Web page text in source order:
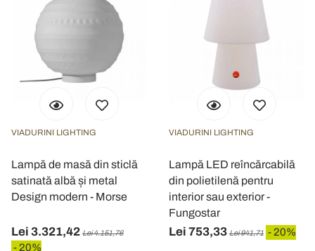
VIADURINI LIGHTING
Lampă de masă din sticlă
satinată albă și metal
Design modern - Morse
Lei 3.321,42 Lei 4.151,76
- 20%
VIADURINI LIGHTING
Lampă LED reîncărcabilă
din polietilenă pentru
interior sau exterior -
Fungostar
Lei 753,33 Lei 941,71 - 20%